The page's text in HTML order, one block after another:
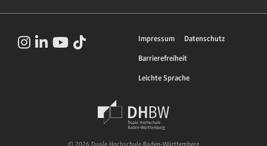
Impressum Datenschutz
Barrierefreiheit
Leichte Sprache
© 2026 Duale Hochschule Baden-Württemberg